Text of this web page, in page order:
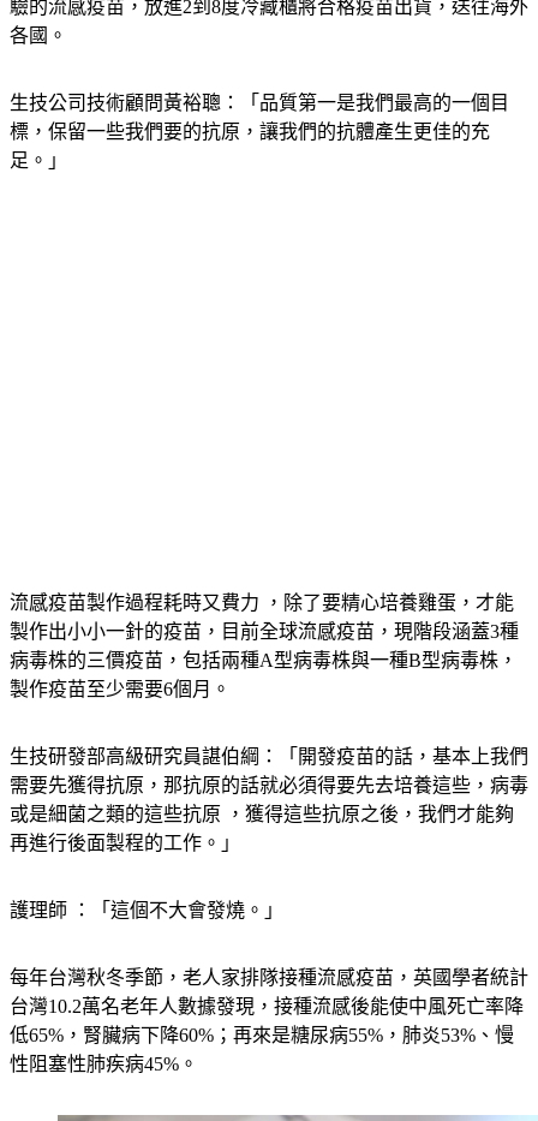
驗的流感疫苗，放進2到8度冷藏櫃將合格疫苗出貨，送往海外
各國。
生技公司技術顧問黃裕聰：「品質第一是我們最高的一個目
標，保留一些我們要的抗原，讓我們的抗體產生更佳的充
足。」
流感疫苗製作過程耗時又費力 ，除了要精心培養雞蛋，才能
製作出小小一針的疫苗，目前全球流感疫苗，現階段涵蓋3種
病毒株的三價疫苗，包括兩種A型病毒株與一種B型病毒株，
製作疫苗至少需要6個月。
生技研發部高級研究員諶伯綱：「開發疫苗的話，基本上我們
需要先獲得抗原，那抗原的話就必須得要先去培養這些，病毒
或是細菌之類的這些抗原 ，獲得這些抗原之後，我們才能夠
再進行後面製程的工作。」
護理師 ：「這個不大會發燒。」
每年台灣秋冬季節，老人家排隊接種流感疫苗，英國學者統計
台灣10.2萬名老年人數據發現，接種流感後能使中風死亡率降
低65%，腎臟病下降60%；再來是糖尿病55%，肺炎53%、慢
性阻塞性肺疾病45%。